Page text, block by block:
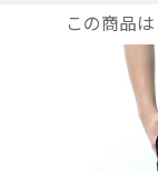
この商品は